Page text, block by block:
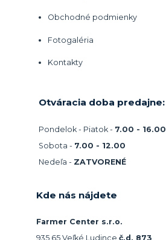
Obchodné podmienky
Fotogaléria
Kontakty
Otváracia doba predajne:
Pondelok - Piatok - 7.00 - 16.00
Sobota - 7.00 - 12.00
Nedeľa - ZATVORENÉ
Kde nás nájdete
Farmer Center s.r.o.
935 65 Veľké Ludince č.d. 873